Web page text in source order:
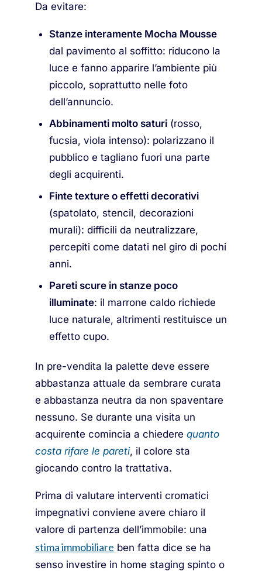
Da evitare:
Stanze interamente Mocha Mousse
dal pavimento al soffitto: riducono la
luce e fanno apparire l’ambiente più
piccolo, soprattutto nelle foto
dell’annuncio.
Abbinamenti molto saturi (rosso,
fucsia, viola intenso): polarizzano il
pubblico e tagliano fuori una parte
degli acquirenti.
Finte texture o effetti decorativi
(spatolato, stencil, decorazioni
murali): difficili da neutralizzare,
percepiti come datati nel giro di pochi
anni.
Pareti scure in stanze poco
illuminate: il marrone caldo richiede
luce naturale, altrimenti restituisce un
effetto cupo.
In pre-vendita la palette deve essere
abbastanza attuale da sembrare curata
e abbastanza neutra da non spaventare
nessuno. Se durante una visita un
acquirente comincia a chiedere quanto
costa rifare le pareti, il colore sta
giocando contro la trattativa.
Prima di valutare interventi cromatici
impegnativi conviene avere chiaro il
valore di partenza dell’immobile: una
stima immobiliare ben fatta dice se ha
senso investire in home staging spinto o